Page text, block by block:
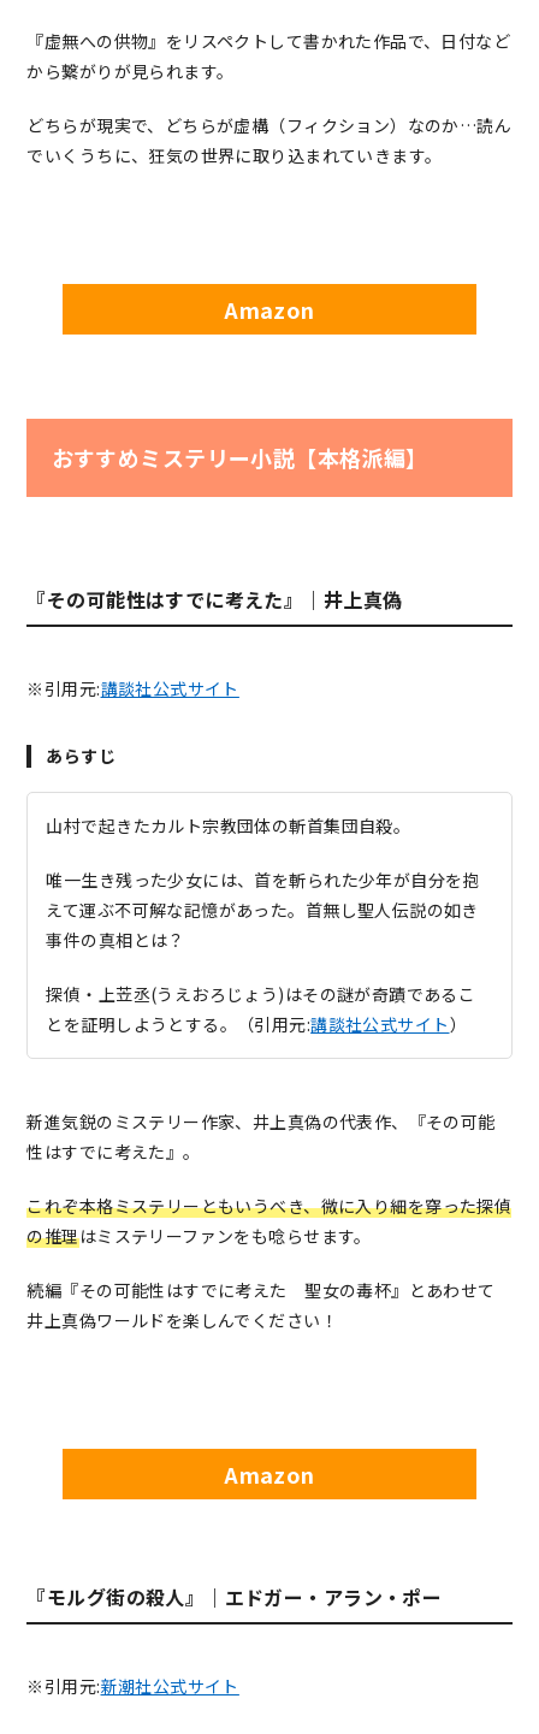
『虚無への供物』をリスペクトして書かれた作品で、日付など
から繋がりが見られます。
どちらが現実で、どちらが虚構（フィクション）なのか…読ん
でいくうちに、狂気の世界に取り込まれていきます。
Amazon
おすすめミステリー小説【本格派編】
『その可能性はすでに考えた』｜井上真偽
※引用元:講談社公式サイト
あらすじ
山村で起きたカルト宗教団体の斬首集団自殺。
唯一生き残った少女には、首を斬られた少年が自分を抱
えて運ぶ不可解な記憶があった。首無し聖人伝説の如き
事件の真相とは？
探偵・上苙丞(うえおろじょう)はその謎が奇蹟であるこ
とを証明しようとする。（引用元:講談社公式サイト）
新進気鋭のミステリー作家、井上真偽の代表作、『その可能
性はすでに考えた』。
これぞ本格ミステリーともいうべき、微に入り細を穿った探偵
の推理はミステリーファンをも唸らせます。
続編『その可能性はすでに考えた 聖女の毒杯』とあわせて
井上真偽ワールドを楽しんでください！
Amazon
『モルグ街の殺人』｜エドガー・アラン・ポー
※引用元:新潮社公式サイト